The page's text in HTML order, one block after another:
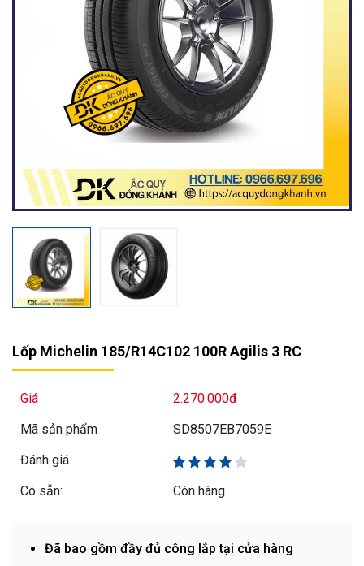
Lốp Michelin 185/R14C102 100R Agilis 3 RC
Giá
2.270.000đ
Mã sản phẩm
SD8507EB7059E
Đánh giá
Có sẵn:
Còn hàng
Đã bao gồm đầy đủ công lắp tại cửa hàng